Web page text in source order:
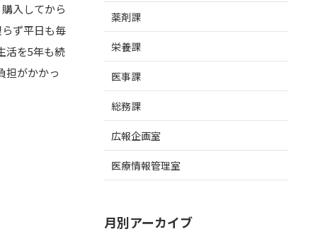
入してから
ず平日も毎
活を5年も続
担がかかっ
薬剤課
栄養課
医事課
総務課
広報企画室
医療情報管理室
月別アーカイブ